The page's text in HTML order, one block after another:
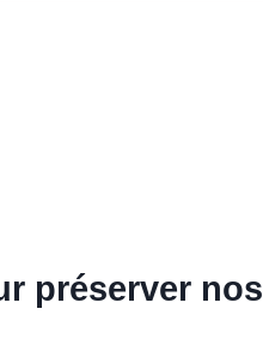
préserver nos